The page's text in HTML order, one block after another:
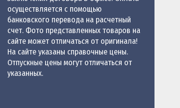
осуществляется с помощью
банковского перевода на расчетный
счет. Фото представленных товаров на
сайте может отличаться от оригинала!
На сайте указаны справочные цены.
Отпускные цены могут отличаться от
указанных.